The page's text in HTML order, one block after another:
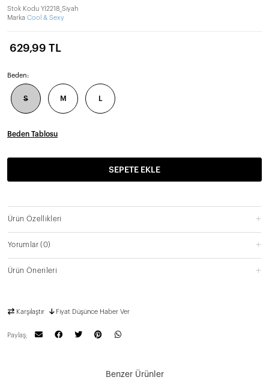
Stok Kodu Yİ2218_Siyah
Marka Cool & Sexy
629,99 TL
Beden:
S M L
Beden Tablosu
SEPETE EKLE
Ürün Özellikleri
Yorumlar(0)
Ürün Önerileri
Karşılaştır Fiyat Düşünce Haber Ver
Paylaş;
Benzer Ürünler